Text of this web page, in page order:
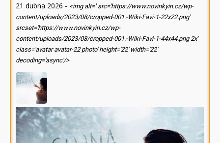
21 dubna 2026 - <img alt='' src='https://www.novinkyin.cz/wp-
content/uploads/2023/08/cropped-001.-Wiki-Favi-1-22x22.png'
srcset='https://www.novinkyin.cz/wp-
content/uploads/2023/08/cropped-001.-Wiki-Favi-1-44x44.png 2x'
class='avatar avatar-22 photo' height='22' width='22'
decoding='async'/>